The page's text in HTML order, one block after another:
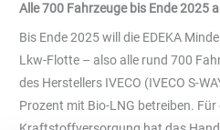
Alle 700 Fahrzeuge bis Ende 2025
Bis Ende 2025 will die EDEKA
Lkw-Flotte – also alle rund 700
des Herstellers IVECO (IVECO S-
Prozent mit Bio-LNG betreiben.